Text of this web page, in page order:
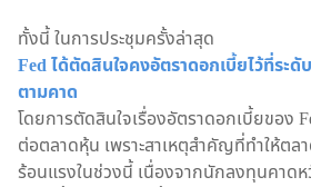
ทั้งนี้ ในการประชุมครั้งล่าสุด
Fed ได้ตัดสินใจคงอัตราดอกเบี้ยไว้ที่ระ
ตามคาด
โดยการตัดสินใจเรื่องอัตราดอกเบี้ยของ
ต่อตลาดหุ้น เพราะสาเหตุสำคัญที่ทำให้ต
ร้อนแรงในช่วงนี้ เนื่องจากนักลงทุนคาดห